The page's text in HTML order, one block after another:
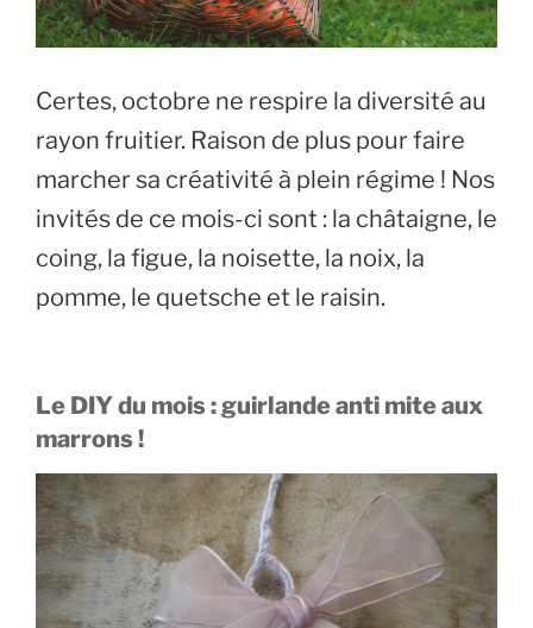
Certes, octobre ne respire la diversité au
rayon fruitier. Raison de plus pour faire
marcher sa créativité à plein régime ! Nos
invités de ce mois-ci sont : la châtaigne, le
coing, la figue, la noisette, la noix, la
pomme, le quetsche et le raisin.
Le DIY du mois : guirlande anti mite aux
marrons !